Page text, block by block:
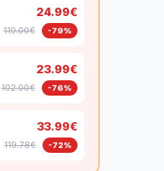
24.99€
119.00€ -79%
23.99€
102.00€ -76%
33.99€
119.78€ -72%